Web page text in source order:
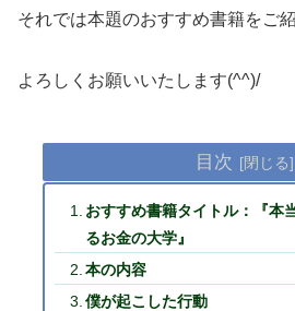
それでは本題のおすすめ書籍をご
よろしくお願いいたします(^^)/
目次
おすすめ書籍タイトル：『本
るお金の大学』
本の内容
僕が起こした行動